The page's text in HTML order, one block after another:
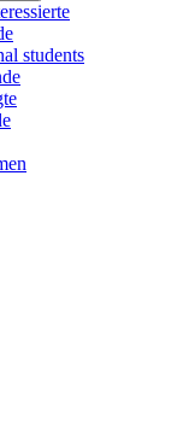
students